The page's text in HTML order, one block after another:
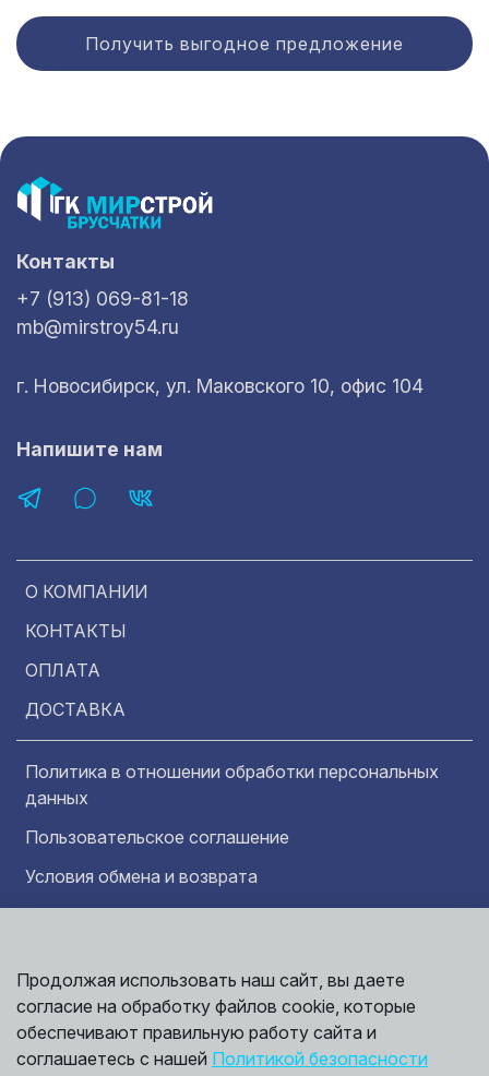
Получить выгодное предложение
О КОМПАНИИ
КОНТАКТЫ
ОПЛАТА
ДОСТАВКА
Политика в отношении обработки персональных
данных
Пользовательское соглашение
Условия обмена и возврата
Контакты
+7 (913) 069-81-18
mb@mirstroy54.ru
г. Новосибирск, ул. Маковского 10, офис 104
Напишите нам
©
Информация представленная на сайте
носит исключительно ознакомительный
характер и ни при каких условиях не может
считаться публичной офертой. Точные
сведения о ценах, условиях продажи и
Продолжая использовать наш сайт, вы даете
согласие на обработку файлов cookie, которые
обеспечивают правильную работу сайта и
соглашаетесь с нашей Политикой безопасности
обработки